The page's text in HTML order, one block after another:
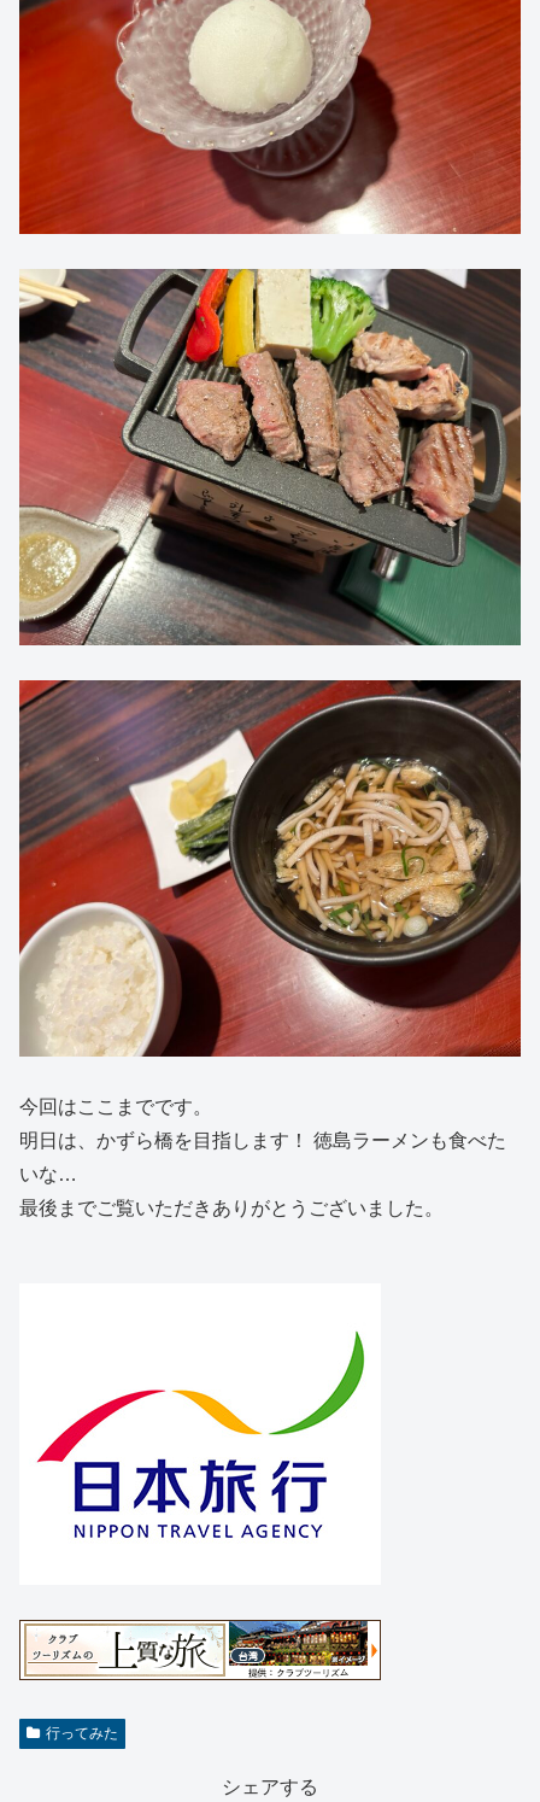
今回はここまでです。
明日は、かずら橋を目指します！ 徳島ラーメンも食べた
いな…
最後までご覧いただきありがとうございました。
行ってみた
シェアする